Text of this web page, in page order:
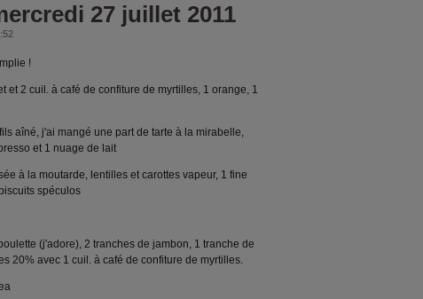
27 juillet 2011
!
et 2 cuil. à café de confiture de myrtilles, 1 orange, 1
aîné, j'ai mangé une part de tarte à la mirabelle,
et 1 nuage de lait
à la moutarde, lentilles et carottes vapeur, 1 fine
spéculos
(j'adore), 2 tranches de jambon, 1 tranche de
20% avec 1 cuil. à café de confiture de myrtilles.